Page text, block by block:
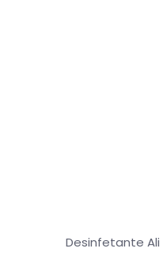
Desinfetante Ali